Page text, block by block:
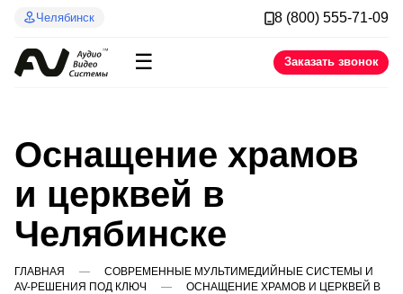
Челябинск 8 (800) 555-71-09
☰ Заказать звонок
Оснащение храмов
и церквей в
Челябинске
ГЛАВНАЯ
СОВРЕМЕННЫЕ МУЛЬТИМЕДИЙНЫЕ СИСТЕМЫ И
AV-РЕШЕНИЯ ПОД КЛЮЧ
ОСНАЩЕНИЕ ХРАМОВ И ЦЕРКВЕЙ В